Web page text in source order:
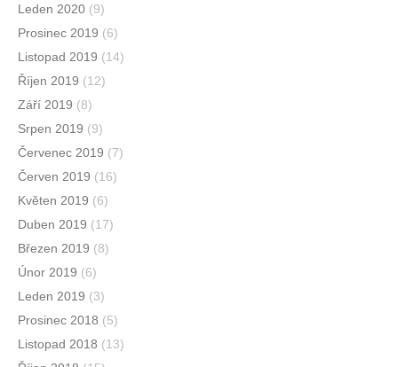
Leden 2020 (9)
Prosinec 2019 (6)
Listopad 2019 (14)
Říjen 2019 (12)
Září 2019 (8)
Srpen 2019 (9)
Červenec 2019 (7)
Červen 2019 (16)
Květen 2019 (6)
Duben 2019 (17)
Březen 2019 (8)
Únor 2019 (6)
Leden 2019 (3)
Prosinec 2018 (5)
Listopad 2018 (13)